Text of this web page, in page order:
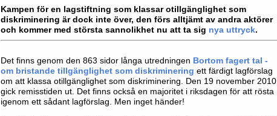
Kampen för en lagstiftning som klassar otillgänglighet som
diskriminering är dock inte över, den förs alltjämt av andra aktörer
och kommer med största sannolikhet nu att ta sig nya uttryck.
Det finns genom den 863 sidor långa utredningen Bortom fagert tal -
om bristande tillgänglighet som diskriminering ett färdigt lagförslag
om att klassa otillgänglighet som diskriminering. Den 19 november 2010
gick remisstiden ut. Det finns också en majoritet i riksdagen för att rösta
igenom ett sådant lagförslag. Men inget händer!